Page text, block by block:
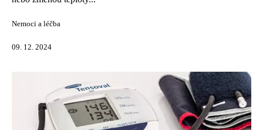
Nemoci a léčba
09. 12. 2024